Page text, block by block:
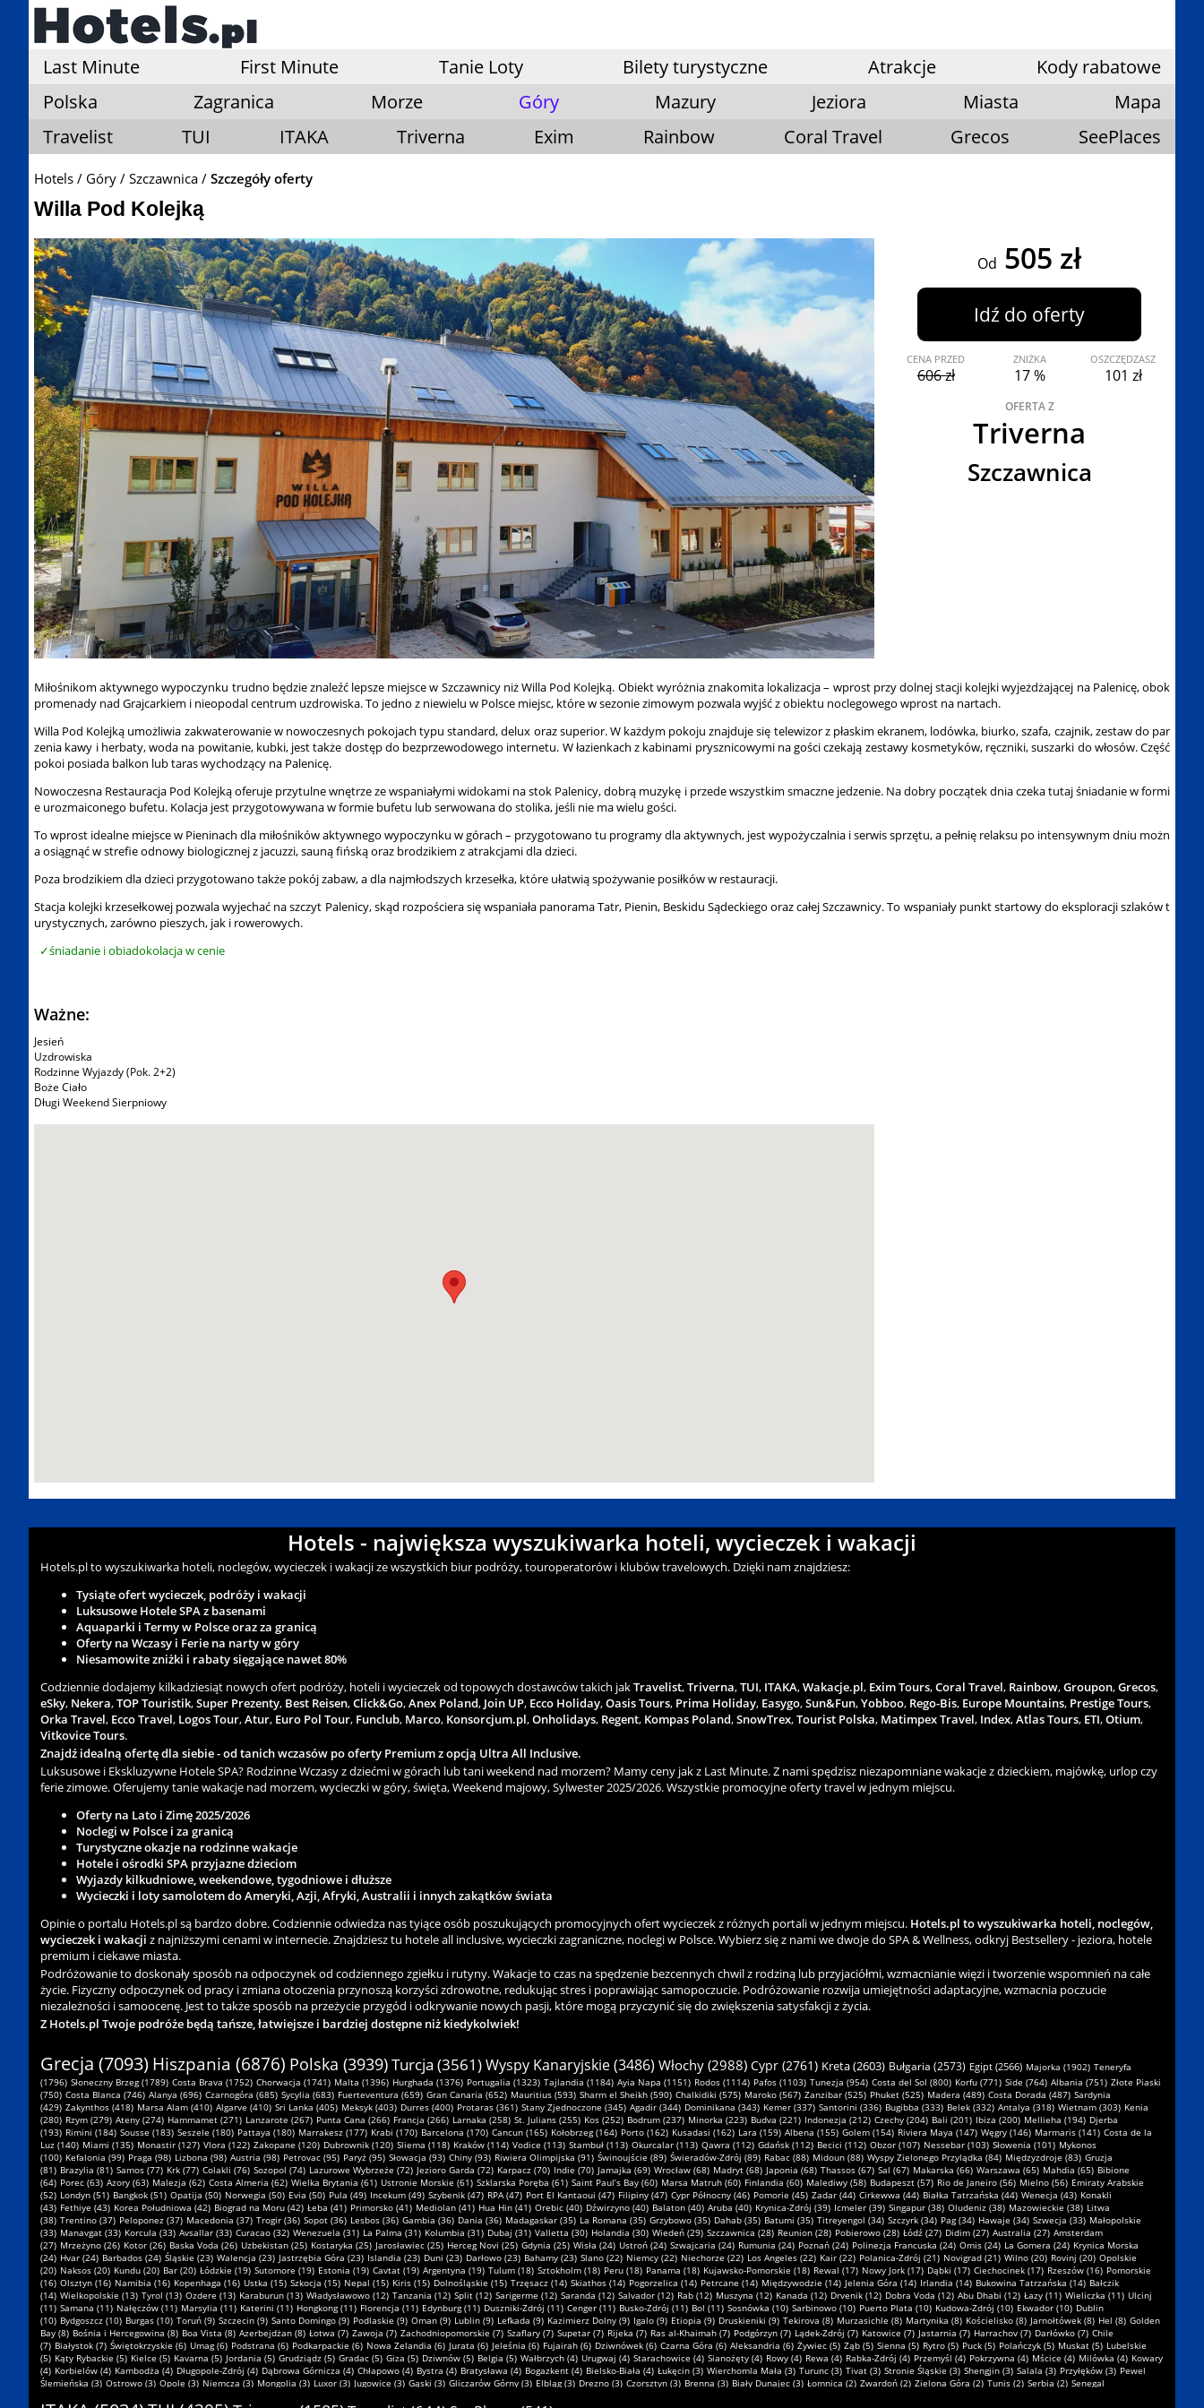
Last Minute First Minute Tanie Loty Bilety turystyczne Atrakcje
Kody rabatowe
Polska
Zagranica Morze Góry Mazury Jeziora Miasta
Mapa
Travelist
TUI ITAKA Triverna Exim Rainbow Coral Travel Grecos SeePlaces
Hotels Góry Szczawnica Szczegóły oferty
Willa Pod Kolejką
Od 505 zł
Idź do oferty
CENA PRZED
606 zł
ZNIŻKA
17 %
OSZCZĘDZASZ
101 zł
OFERTA Z
Triverna
Szczawnica
Miłośnikom aktywnego wypoczynku trudno będzie znaleźć lepsze miejsce w Szczawnicy niż Willa Pod Kolejką. Obiekt wyróżnia znakomita lokalizacja – wprost przy dolnej stacji kolejki wyjeżdżającej na Palenicę, obok
promenady nad Grajcarkiem i nieopodal centrum uzdrowiska. To jedno z niewielu w Polsce miejsc, które w sezonie zimowym pozwala wyjść z obiektu noclegowego wprost na nartach.
Willa Pod Kolejką umożliwia zakwaterowanie w nowoczesnych pokojach typu standard, delux oraz superior. W każdym pokoju znajduje się telewizor z płaskim ekranem, lodówka, biurko, szafa, czajnik, zestaw do par
zenia kawy i herbaty, woda na powitanie, kubki, jest także dostęp do bezprzewodowego internetu. W łazienkach z kabinami prysznicowymi na gości czekają zestawy kosmetyków, ręczniki, suszarki do włosów. Część
pokoi posiada balkon lub taras wychodzący na Palenicę.
Nowoczesna Restauracja Pod Kolejką oferuje przytulne wnętrze ze wspaniałymi widokami na stok Palenicy, dobrą muzykę i przede wszystkim smaczne jedzenie. Na dobry początek dnia czeka tutaj śniadanie w formi
e urozmaiconego bufetu. Kolacja jest przygotowywana w formie bufetu lub serwowana do stolika, jeśli nie ma wielu gości.
To wprost idealne miejsce w Pieninach dla miłośników aktywnego wypoczynku w górach – przygotowano tu programy dla aktywnych, jest wypożyczalnia i serwis sprzętu, a pełnię relaksu po intensywnym dniu możn
a osiągnąć w strefie odnowy biologicznej z jacuzzi, sauną fińską oraz brodzikiem z atrakcjami dla dzieci.
Poza brodzikiem dla dzieci przygotowano także pokój zabaw, a dla najmłodszych krzesełka, które ułatwią spożywanie posiłków w restauracji.
Stacja kolejki krzesełkowej pozwala wyjechać na szczyt Palenicy, skąd rozpościera się wspaniała panorama Tatr, Pienin, Beskidu Sądeckiego oraz całej Szczawnicy. To wspaniały punkt startowy do eksploracji szlaków t
urystycznych, zarówno pieszych, jak i rowerowych.
śniadanie i obiadokolacja w cenie
Ważne:
Jesień
Uzdrowiska
Rodzinne Wyjazdy (Pok. 2+2)
Boże Ciało
Długi Weekend Sierpniowy
Hotels - największa wyszukiwarka hoteli, wycieczek i wakacji
Hotels.pl to wyszukiwarka hoteli, noclegów, wycieczek i wakacji ze wszystkich biur podróży, touroperatorów i klubów travelowych. Dzięki nam znajdziesz:
Tysiąte ofert wycieczek, podróży i wakacji
Luksusowe Hotele SPA z basenami
Aquaparki i Termy w Polsce oraz za granicą
Oferty na Wczasy i Ferie na narty w góry
Niesamowite zniżki i rabaty sięgające nawet 80%
Codziennie dodajemy kilkadziesiąt nowych ofert podróży, hoteli i wycieczek od topowych dostawców takich jakTravelist,Triverna,TUI, ITAKA,Wakacje.pl, Exim Tours,Coral Travel, Rainbow,Groupon,Grecos,
eSky, Nekera,TOP Touristik,Super Prezenty, Best Reisen,Click&Go,Anex Poland, Join UP, Ecco Holiday,Oasis Tours, Prima Holiday, Easygo,Sun&Fun,Yobboo, Rego-Bis, Europe Mountains, Prestige Tours,
Orka Travel, Ecco Travel, Logos Tour,Atur, Euro Pol Tour, Funclub, Marco, Konsorcjum.pl,Onholidays, Regent, Kompas Poland,SnowTrex,Tourist Polska, Matimpex Travel, Index,Atlas Tours, ETI,Otium,
Vitkovice Tours.
Znajdź idealną ofertę dla siebie - od tanich wczasów po oferty Premium z opcją Ultra All Inclusive.
Luksusowe i Ekskluzywne Hotele SPA? Rodzinne Wczasy z dziećmi w górach lub tani weekend nad morzem? Mamy ceny jak z Last Minute. Z nami spędzisz niezapomniane wakacje z dzieckiem, majówkę, urlop czy
ferie zimowe. Oferujemy tanie wakacje nad morzem, wycieczki w góry, święta, Weekend majowy, Sylwester 2025/2026. Wszystkie promocyjne oferty travel w jednym miejscu.
Oferty na Lato i Zimę 2025/2026
Noclegi w Polsce i za granicą
Turystyczne okazje na rodzinne wakacje
Hotele i ośrodki SPA przyjazne dzieciom
Wyjazdy kilkudniowe, weekendowe, tygodniowe i dłuższe
Wycieczki i loty samolotem do Ameryki, Azji, Afryki, Australii i innych zakątków świata
Opinie o portalu Hotels.pl są bardzo dobre. Codziennie odwiedza nas tyiące osób poszukujących promocyjnych ofert wycieczek z różnych portali w jednym miejscu. Hotels.pl to wyszukiwarka hoteli, noclegów,
wycieczek i wakacji z najniższymi cenami w internecie. Znajdziesz tu hotele all inclusive, wycieczki zagraniczne, noclegi w Polsce. Wybierz się z nami we dwoje do SPA & Wellness, odkryj Bestsellery - jeziora, hotele
premium i ciekawe miasta.
Podróżowanie to doskonały sposób na odpoczynek od codziennego zgiełku i rutyny. Wakacje to czas na spędzenie bezcennych chwil z rodziną lub przyjaciółmi, wzmacnianie więzi i tworzenie wspomnień na całe
życie. Fizyczny odpoczynek od pracy i zmiana otoczenia przynoszą korzyści zdrowotne, redukując stres i poprawiając samopoczucie. Podróżowanie rozwija umiejętności adaptacyjne, wzmacnia poczucie
niezależności i samoocenę. Jest to także sposób na przeżycie przygód i odkrywanie nowych pasji, które mogą przyczynić się do zwiększenia satysfakcji z życia.
Z Hotels.pl Twoje podróże będą tańsze, łatwiejsze i bardziej dostępne niż kiedykolwiek!
Grecja (7093) Hiszpania (6876) Polska (3939)Turcja (3561)Wyspy Kanaryjskie (3486) Włochy (2988) Cypr (2761) Kreta (2603) Bułgaria (2573) Egipt (2566) Majorka (1902) Teneryfa
(1796) Słoneczny Brzeg (1789) Costa Brava (1752) Chorwacja (1741) Malta (1396) Hurghada (1376) Portugalia (1323) Tajlandia (1184) Ayia Napa (1151) Rodos (1114) Pafos (1103) Tunezja (954) Costa del Sol (800) Korfu (771) Side (764) Albania (751) Złote Piaski
(750) Costa Blanca (746) Alanya (696) Czarnogóra (685) Sycylia (683) Fuerteventura (659) Gran Canaria (652) Mauritius (593) Sharm el Sheikh (590) Chalkidiki (575) Maroko (567) Zanzibar (525) Phuket (525) Madera (489) Costa Dorada (487) Sardynia
(429) Zakynthos (418) Marsa Alam (410) Algarve (410) Sri Lanka (405) Meksyk (403) Durres (400) Protaras (361) Stany Zjednoczone (345) Agadir (344) Dominikana (343) Kemer (337) Santorini (336) Bugibba (333) Belek (332) Antalya (318) Wietnam (303) Kenia
(280) Rzym (279) Ateny (274) Hammamet (271) Lanzarote (267) Punta Cana (266) Francja (266) Larnaka (258) St. Julians (255) Kos (252) Bodrum (237) Minorka (223) Budva (221) Indonezja (212) Czechy (204) Bali (201) Ibiza (200) Mellieha (194) Djerba
(193) Rimini (184) Sousse (183) Seszele (180) Pattaya (180) Marrakesz (177) Krabi (170) Barcelona (170) Cancun (165) Kołobrzeg (164) Porto (162) Kusadasi (162) Lara (159) Albena (155) Golem (154) Riviera Maya (147) Węgry (146) Marmaris (141) Costa de la
Luz (140) Miami (135) Monastir (127) Vlora (122) Zakopane (120) Dubrownik (120) Sliema (118) Kraków (114) Vodice (113) Stambuł (113) Okurcalar (113) Qawra (112) Gdańsk (112) Becici (112) Obzor (107) Nessebar (103) Słowenia (101) Mykonos
(100) Kefalonia (99) Praga (98) Lizbona (98) Austria (98) Petrovac (95) Paryż (95) Słowacja (93) Chiny (93) Riwiera Olimpijska (91) Świnoujście (89) Świeradów-Zdrój (89) Rabac (88) Midoun (88) Wyspy Zielonego Przylądka (84) Międzyzdroje (83) Gruzja
(81) Brazylia (81) Samos (77) Krk (77) Colakli (76) Sozopol (74) Lazurowe Wybrzeże (72) Jezioro Garda (72) Karpacz (70) Indie (70) Jamajka (69) Wrocław (68) Madryt (68) Japonia (68) Thassos (67) Sal (67) Makarska (66) Warszawa (65) Mahdia (65) Bibione
(64) Porec (63) Azory (63) Malezja (62) Costa Almeria (62) Wielka Brytania (61) Ustronie Morskie (61) Szklarska Poręba (61) Saint Paul’s Bay (60) Marsa Matruh (60) Finlandia (60) Malediwy (58) Budapeszt (57) Rio de Janeiro (56) Mielno (56) Emiraty Arabskie
(52) Londyn (51) Bangkok (51) Opatija (50) Norwegia (50) Evia (50) Pula (49) Incekum (49) Szybenik (47) RPA (47) Port El Kantaoui (47) Filipiny (47) Cypr Północny (46) Pomorie (45) Zadar (44) Cirkewwa (44) Białka Tatrzańska (44) Wenecja (43) Konakli
(43) Fethiye (43) Korea Południowa (42) Biograd na Moru (42) Łeba (41) Primorsko (41) Mediolan (41) Hua Hin (41) Orebic (40) Dźwirzyno (40) Balaton (40) Aruba (40) Krynica-Zdrój (39) Icmeler (39) Singapur (38) Oludeniz (38) Mazowieckie (38) Litwa
(38) Trentino (37) Peloponez (37) Macedonia (37) Trogir (36) Sopot (36) Lesbos (36) Gambia (36) Dania (36) Madagaskar (35) La Romana (35) Grzybowo (35) Dahab (35) Batumi (35) Titreyengol (34) Szczyrk (34) Pag (34) Hawaje (34) Szwecja (33) Małopolskie
(33) Manavgat (33) Korcula (33) Avsallar (33) Curacao (32) Wenezuela (31) La Palma (31) Kolumbia (31) Dubaj (31) Valletta (30) Holandia (30) Wiedeń (29) Szczawnica (28) Reunion (28) Pobierowo (28) Łódź (27) Didim (27) Australia (27) Amsterdam
(27) Mrzeżyno (26) Kotor (26) Baska Voda (26) Uzbekistan (25) Kostaryka (25) Jarosławiec (25) Herceg Novi (25) Gdynia (25) Wisła (24) Ustroń (24) Szwajcaria (24) Rumunia (24) Poznań (24) Polinezja Francuska (24) Omis (24) La Gomera (24) Krynica Morska
(24) Hvar (24) Barbados (24) Śląskie (23) Walencja (23) Jastrzębia Góra (23) Islandia (23) Duni (23) Darłowo (23) Bahamy (23) Slano (22) Niemcy (22) Niechorze (22) Los Angeles (22) Kair (22) Polanica-Zdrój (21) Novigrad (21) Wilno (20) Rovinj (20) Opolskie
(20) Naksos (20) Kundu (20) Bar (20) Łódzkie (19) Sutomore (19) Estonia (19) Cavtat (19) Argentyna (19) Tulum (18) Sztokholm (18) Peru (18) Panama (18) Kujawsko-Pomorskie (18) Rewal (17) Nowy Jork (17) Dąbki (17) Ciechocinek (17) Rzeszów (16) Pomorskie
(16) Olsztyn (16) Namibia (16) Kopenhaga (16) Ustka (15) Szkocja (15) Nepal (15) Kiris (15) Dolnośląskie (15) Trzęsacz (14) Skiathos (14) Pogorzelica (14) Petrcane (14) Międzywodzie (14) Jelenia Góra (14) Irlandia (14) Bukowina Tatrzańska (14) Bałczik
(14) Wielkopolskie (13) Tyrol (13) Ozdere (13) Karaburun (13) Władysławowo (12) Tanzania (12) Split (12) Sarigerme (12) Saranda (12) Salvador (12) Rab (12) Muszyna (12) Kanada (12) Drvenik (12) Dobra Voda (12) Abu Dhabi (12) Łazy (11) Wieliczka (11) Ulcinj
(11) Samana (11) Nałęczów (11) Marsylia (11) Katerini (11) Hongkong (11) Florencja (11) Edynburg (11) Duszniki-Zdrój (11) Cenger (11) Busko-Zdrój (11) Bol (11) Sosnówka (10) Sarbinowo (10) Puerto Plata (10) Kudowa-Zdrój (10) Ekwador (10) Dublin
(10) Bydgoszcz (10) Burgas (10) Toruń (9) Szczecin (9) Santo Domingo (9) Podlaskie (9) Oman (9) Lublin (9) Lefkada (9) Kazimierz Dolny (9) Igalo (9) Etiopia (9) Druskieniki (9) Tekirova (8) Murzasichle (8) Martynika (8) Kościelisko (8) Jarnołtówek (8) Hel (8) Golden
Bay (8) Bośnia i Hercegowina (8) Boa Vista (8) Azerbejdżan (8) Łotwa (7) Zawoja (7) Zachodniopomorskie (7) Szaflary (7) Supetar (7) Rijeka (7) Ras al-Khaimah (7) Podgórzyn (7) Lądek-Zdrój (7) Katowice (7) Jastarnia (7) Harrachov (7) Darłówko (7) Chile
(7) Białystok (7) Świętokrzyskie (6) Umag (6) Podstrana (6) Podkarpackie (6) Nowa Zelandia (6) Jurata (6) Jeleśnia (6) Fujairah (6) Dziwnówek (6) Czarna Góra (6) Aleksandria (6) Żywiec (5) Ząb (5) Sienna (5) Rytro (5) Puck (5) Polańczyk (5) Muskat (5) Lubelskie
(5) Kąty Rybackie (5) Kielce (5) Kavarna (5) Jordania (5) Grudziądz (5) Gradac (5) Giza (5) Dziwnów (5) Belgia (5) Wałbrzych (4) Urugwaj (4) Starachowice (4) Sianożęty (4) Rowy (4) Rewa (4) Rabka-Zdrój (4) Przemyśl (4) Pokrzywna (4) Mścice (4) Milówka (4) Kowary
(4) Korbielów (4) Kambodża (4) Długopole-Zdrój (4) Dąbrowa Górnicza (4) Chłapowo (4) Bystra (4) Bratysława (4) Bogazkent (4) Bielsko-Biała (4) Łukęcin (3) Wierchomla Mała (3) Turunc (3) Tivat (3) Stronie Śląskie (3) Shengjin (3) Salala (3) Przyłęków (3) Pewel
Ślemieńska (3) Ostrowo (3) Opole (3) Niemcza (3) Mongolia (3) Luxor (3) Jugowice (3) Gąski (3) Gliczarów Górny (3) Elbląg (3) Drezno (3) Czorsztyn (3) Brenna (3) Biały Dunajec (3) Łomnica (2) Zwardoń (2) Zielona Góra (2) Tunis (2) Serbia (2) Senegal